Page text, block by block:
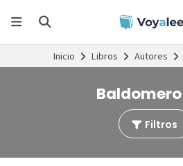
Inicio Libros Autores
Filtros